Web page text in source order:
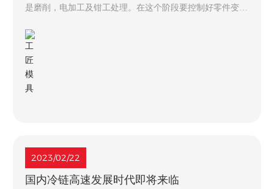
是磨削，电加工及钳工处理。在这个阶段要控制好零件变
的生产实践中，操作困难较多，但仍有许多行之有效的经验
方法值得借鉴。
2023/02/22
国内冷链高速发展时代即将来临